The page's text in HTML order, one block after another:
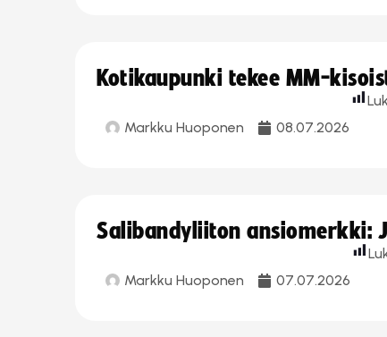
Kotikaupunki tekee MM-
Markku Huoponen 08.07.2026
Salibandyliiton ansiomerkki:
Markku Huoponen 07.07.2026